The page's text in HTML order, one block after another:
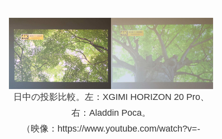
日中の投影比較。左：XGIMI HORIZON 20 Pro、
右：Aladdin Poca。
（映像：https://www.youtube.com/watch?v=-